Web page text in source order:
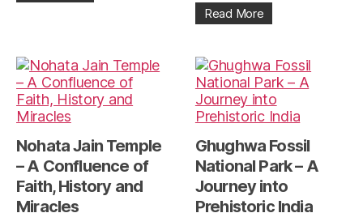
Read More
Nohata Jain Temple
– A Confluence of
Faith, History and
Miracles
Ghughwa Fossil
National Park – A
Journey into
Prehistoric India